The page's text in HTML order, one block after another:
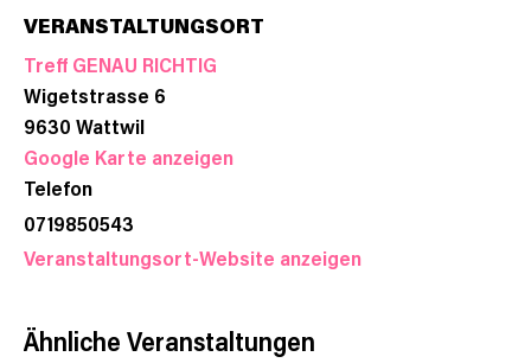
VERANSTALTUNGSORT
Treff GENAU RICHTIG
Wigetstrasse 6
9630 Wattwil
Google Karte anzeigen
Telefon
0719850543
Veranstaltungsort-Website anzeigen
Ähnliche Veranstaltungen